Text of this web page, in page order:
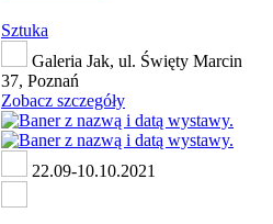
Sztuka
Galeria Jak, ul. Święty Marcin
37, Poznań
Zobacz szczegóły
22.09-10.10.2021